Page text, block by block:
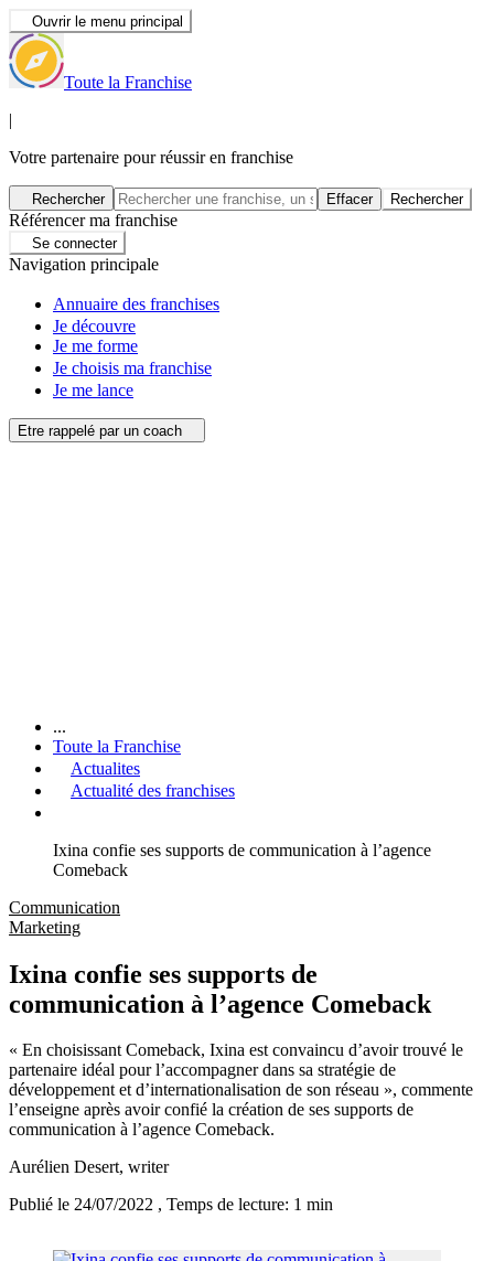
Ouvrir le menu principal
Toute la Franchise
|
Votre partenaire pour réussir en franchise
Rechercher Effacer Rechercher
Référencer ma franchise
Se connecter
Navigation principale
Annuaire des franchises
Je découvre
Je me forme
Je choisis ma franchise
Je me lance
Etre rappelé par un coach
...
Toute la Franchise
Actualites
Actualité des franchises
Ixina confie ses supports de communication à l’agence
Comeback
Communication
Marketing
Ixina confie ses supports de
communication à l’agence Comeback
« En choisissant Comeback, Ixina est convaincu d’avoir trouvé le
partenaire idéal pour l’accompagner dans sa stratégie de
développement et d’internationalisation de son réseau », commente
l’enseigne après avoir confié la création de ses supports de
communication à l’agence Comeback.
Aurélien Desert, writer
Publié le 24/07/2022 , Temps de lecture: 1 min